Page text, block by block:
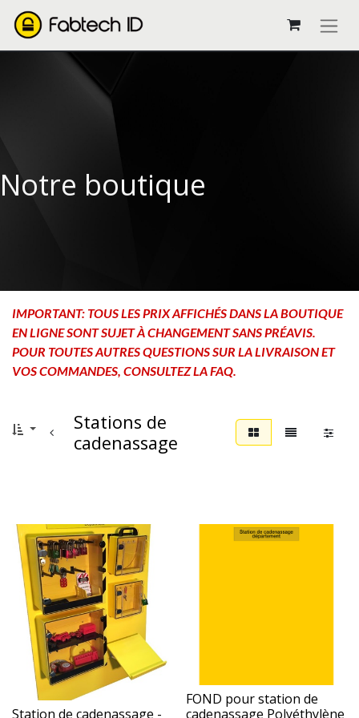
Notre boutique
IMPORTANT: TOUS LES PRIX AFFICHÉS DANS LA BOUTIQUE
EN LIGNE SONT SUJET À CHANGEMENT SANS PRÉAVIS.
POUR TOUTES AUTRES QUESTIONS SUR LA LIVRAISON ET
VOS COMMANDES, CONSULTEZ LA FAQ.
Stations de
cadenassage
Station de cadenassage -
FOND pour station de
cadenassage Polyéthylène